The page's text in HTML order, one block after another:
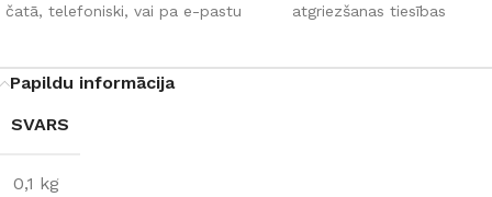
čatā, telefoniski, vai pa e-pastu
atgriezšanas tiesības
Papildu informācija
SVARS
0,1 kg